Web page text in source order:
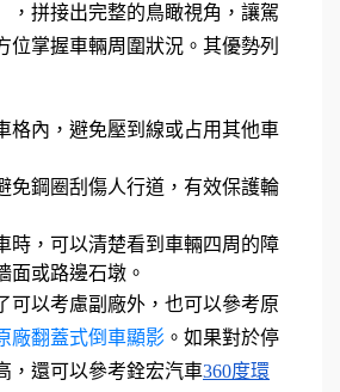
，拼接出完整的鳥瞰視角，讓駕
位掌握車輛周圍狀況。其優勢列
格內，避免壓到線或占用其他車
免鋼圈刮傷人行道，有效保護輪
時，可以清楚看到車輛四周的障
面或路邊石墩。
可以考慮副廠外，也可以參考原
廠翻蓋式倒車顯影 。如果對於停
，還可以參考銓宏汽車360度環